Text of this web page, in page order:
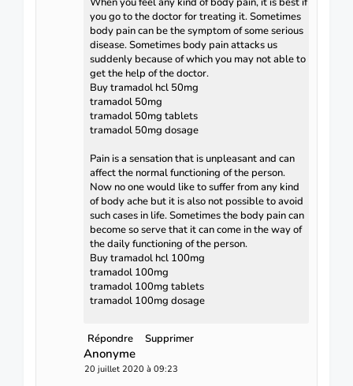
you go to the doctor for treating it. Sometimes
body pain can be the symptom of some serious
disease. Sometimes body pain attacks us
suddenly because of which you may not able to
get the help of the doctor.
Buy tramadol hcl 50mg
tramadol 50mg
tramadol 50mg tablets
tramadol 50mg dosage
Pain is a sensation that is unpleasant and can
affect the normal functioning of the person.
Now no one would like to suffer from any kind
of body ache but it is also not possible to avoid
such cases in life. Sometimes the body pain can
become so serve that it can come in the way of
the daily functioning of the person.
Buy tramadol hcl 100mg
tramadol 100mg
tramadol 100mg tablets
tramadol 100mg dosage
Répondre Supprimer
Anonyme
20 juillet 2020 à 09:23